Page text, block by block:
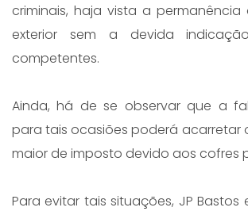
criminais, haja vista a permanência
exterior sem a devida
competentes.
Ainda, há de se observar que a
para tais ocasiões poderá acarretar
maior de imposto devido aos cofres
Para evitar tais situações, JP